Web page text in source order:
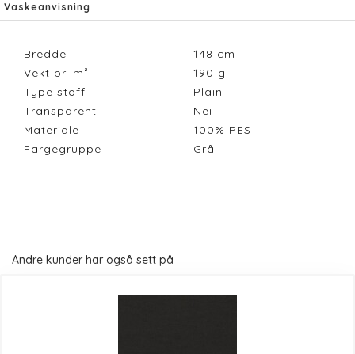
Vaskeanvisning
Bredde 148 cm
Vekt pr. m²
190 g
Type stoff
Plain
Transparent
Nei
Materiale
100% PES
Fargegruppe
Grå
Andre kunder har også sett på